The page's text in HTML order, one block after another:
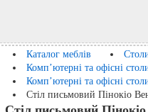
Каталог меблів
Комп’ютерні та офісні
Комп’ютерні та офісні
Стіл письмовий Пінокіо